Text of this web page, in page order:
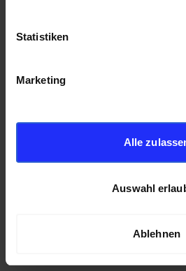
Statistiken
Marketing
Alle
Auswahl
Ablehnen